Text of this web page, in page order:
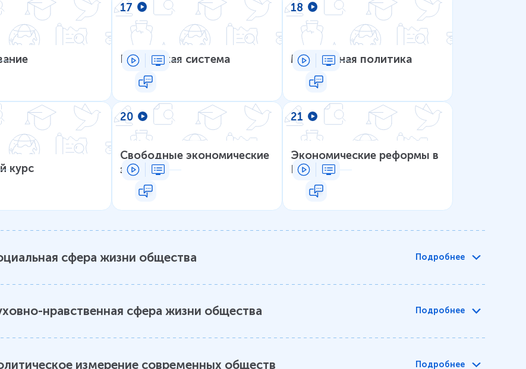
17
Банковская система
18
Монетарная политика
курс
20
Свободные экономические
зоны
21
Экономические реформы в
России
сфера жизни общества Подробнее
нравственная сфера жизни общества Подробнее
измерение современных обществ Подробнее